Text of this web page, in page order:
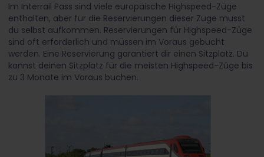
Im Interrail Pass sind viele europäische Highspeed-Züge
enthalten, aber für die Reservierungen dieser Züge musst
du selbst aufkommen. Reservierungen für Highspeed-Züge
sind oft erforderlich und müssen im Voraus gebucht
werden. Eine Reservierung garantiert dir einen Sitzplatz. Du
kannst deinen Sitzplatz für die meisten Highspeed-Züge bis
zu 3 Monate im Voraus buchen.